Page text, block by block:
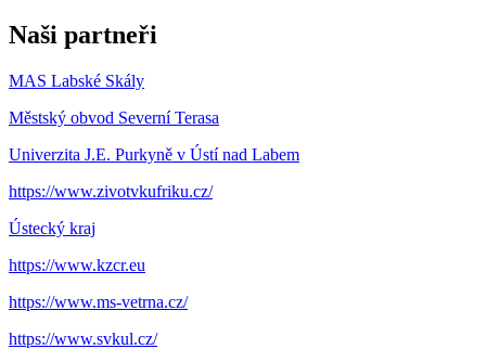
Naši partneři
MAS Labské Skály
Městský obvod Severní Terasa
Univerzita J.E. Purkyně v Ústí nad Labem
https://www.zivotvkufriku.cz/
Ústecký kraj
https://www.kzcr.eu
https://www.ms-vetrna.cz/
https://www.svkul.cz/